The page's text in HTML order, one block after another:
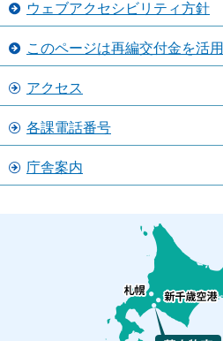
ウェブアクセシビリティ方針
このページは再編交付金を活
アクセス
各課電話番号
庁舎案内